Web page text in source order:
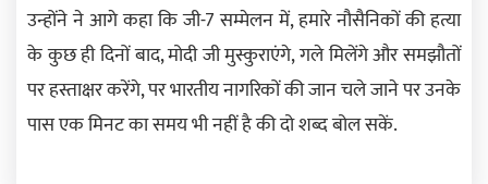
उन्होंने ने आगे कहा कि जी-7 सम्मेलन में, हमारे नौसैनिकों की हत्या
के कुछ ही दिनों बाद, मोदी जी मुस्कुराएंगे, गले मिलेंगे और समझौतों
पर हस्ताक्षर करेंगे, पर भारतीय नागरिकों की जान चले जाने पर उनके
पास एक मिनट का समय भी नहीं है की दो शब्द बोल सकें.